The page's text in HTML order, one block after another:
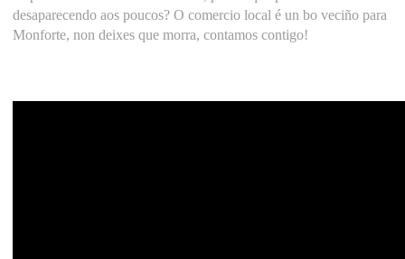
desaparecendo aos poucos? O comercio local é un bo veciño para
Monforte, non deixes que morra, contamos contigo!